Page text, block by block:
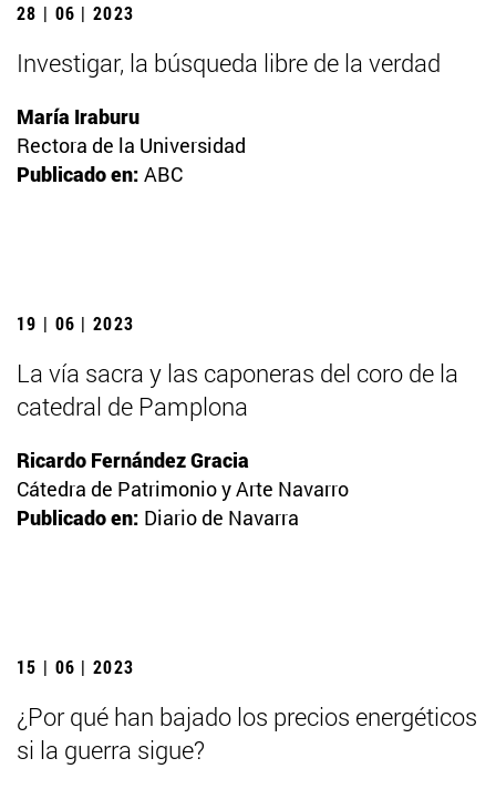
28 | 06 | 2023
Investigar, la búsqueda libre de la verdad
María Iraburu
Rectora de la Universidad
Publicado en: ABC
19 | 06 | 2023
La vía sacra y las caponeras del coro de la
catedral de Pamplona
Ricardo Fernández Gracia
Cátedra de Patrimonio y Arte Navarro
Publicado en: Diario de Navarra
15 | 06 | 2023
¿Por qué han bajado los precios energéticos
si la guerra sigue?